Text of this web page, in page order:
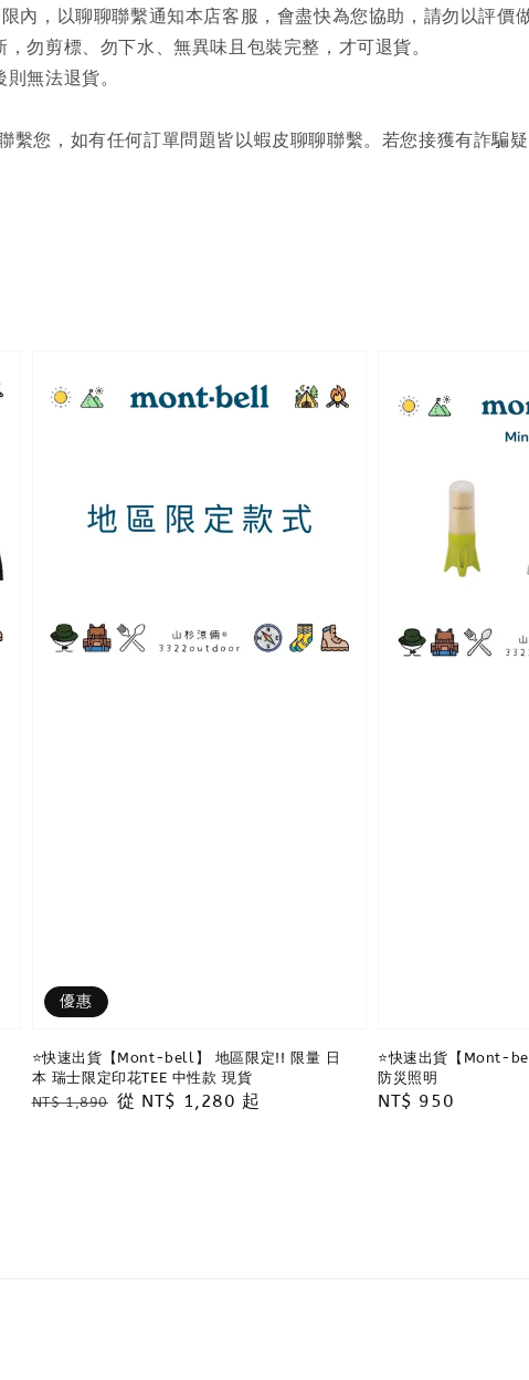
內，以聊聊聯繫通知本店客服，會盡快為您協助，請勿以評價
勿剪標、勿下水、無異味且包裝完整，才可退貨。
無法退貨。
繫您，如有任何訂單問題皆以蝦皮聊聊聯繫。若您接獲有詐騙
優惠
⭐️快速出貨【Mont-bell】 地區限定!! 限量 日
本 瑞士限定印花TEE 中性款 現貨
Regular
NT$ 1,890 Sale
從 NT$ 1,280 起
⭐️快速出貨【Mont-
防災照明
Regular
NT$ 950